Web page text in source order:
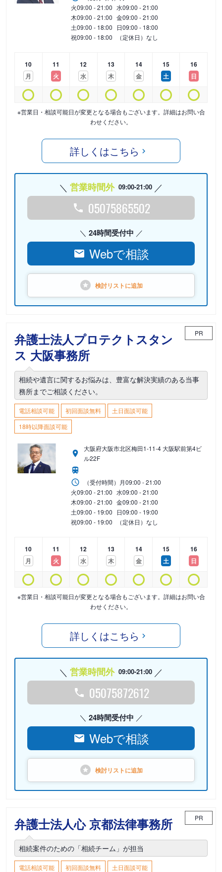
火09:00 - 21:00 水09:00 - 21:00
木09:00 - 21:00 金09:00 - 21:00
土09:00 - 18:00 日09:00 - 18:00
祝09:00 - 18:00 （定休日）なし
10
月
11
火
12
水
13
木
14
金
15
土
16
日
※営業日・相談可能日が変更となる場合もございます。詳細はお問い合
わせください。
詳しくはこちら
営業時間外 09:00-21:00
05075865502
24時間受付中
Webで相談
検討リストに追加
弁護士法人プロテクトスタン
ス 大阪事務所
PR
相続や遺言に関するお悩みは、豊富な解決実績のある当事
務所までご相談ください。
電話相談可能 初回面談無料
土日面談可能
18時以降面談可能
大阪府大阪市北区梅田1-11-4 大阪駅前第4ビ
ル22F
（受付時間） 月09:00 - 21:00
火09:00 - 21:00 水09:00 - 21:00
木09:00 - 21:00 金09:00 - 21:00
土09:00 - 19:00 日09:00 - 19:00
祝09:00 - 19:00 （定休日）なし
10
月
11
火
12
水
13
木
14
金
15
土
16
日
※営業日・相談可能日が変更となる場合もございます。詳細はお問い合
わせください。
詳しくはこちら
営業時間外 09:00-21:00
05075872612
24時間受付中
Webで相談
検討リストに追加
弁護士法人心 京都法律事務所 PR
相続案件のための「相続チーム」が担当
電話相談可能 初回面談無料
土日面談可能